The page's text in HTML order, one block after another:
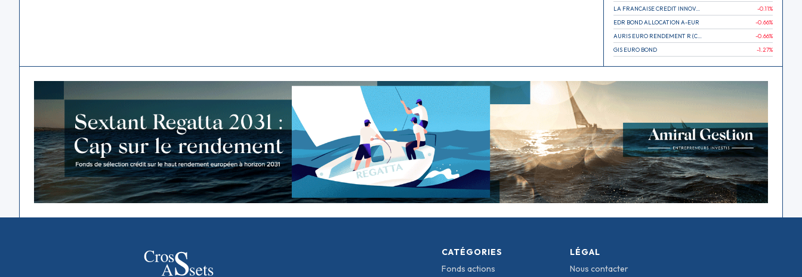
LA FRANCAISE CREDIT INNOVATION -0.11%
EDR BOND ALLOCATION A-EUR
-0.66%
-0.66%
GIS EURO BOND
-1.27%
CATÉGORIES
Fonds actions
LÉGAL
Nous contacter